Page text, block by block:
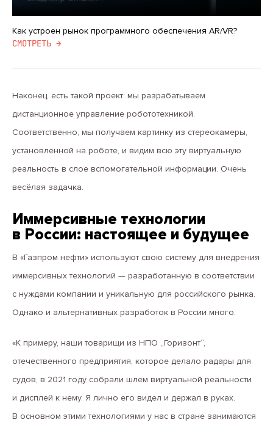
Наконец, есть такой проект: мы разрабатываем
дистанционное управление робототехникой.
Соответственно, мы получаем картинку из стереокамеры,
установленной на роботе, и видим всю эту виртуальную
реальность в слое вспомогательной информации. Очень
весёлая задачка.
Как устроен рынок программного обеспечения AR/VR?
CМОТРЕТЬ →
Иммерсивные технологии
в России: настоящее и будущее
В «Газпром нефти» используют свою систему для внедрения
иммерсивных технологий — разработанную в соответствии
с нуждами компании и уникальную для российского рынка.
Однако и альтернативных разработок в России много.
«К примеру, наши товарищи из НПО „Горизонт“,
отечественного предприятия, которое делало радары для
судов, в 2021 году собрали шлем виртуальной реальности
и дисплей к нему. Я лично его видел и держал в руках.
В основном этими технологиями у нас в стране занимаются